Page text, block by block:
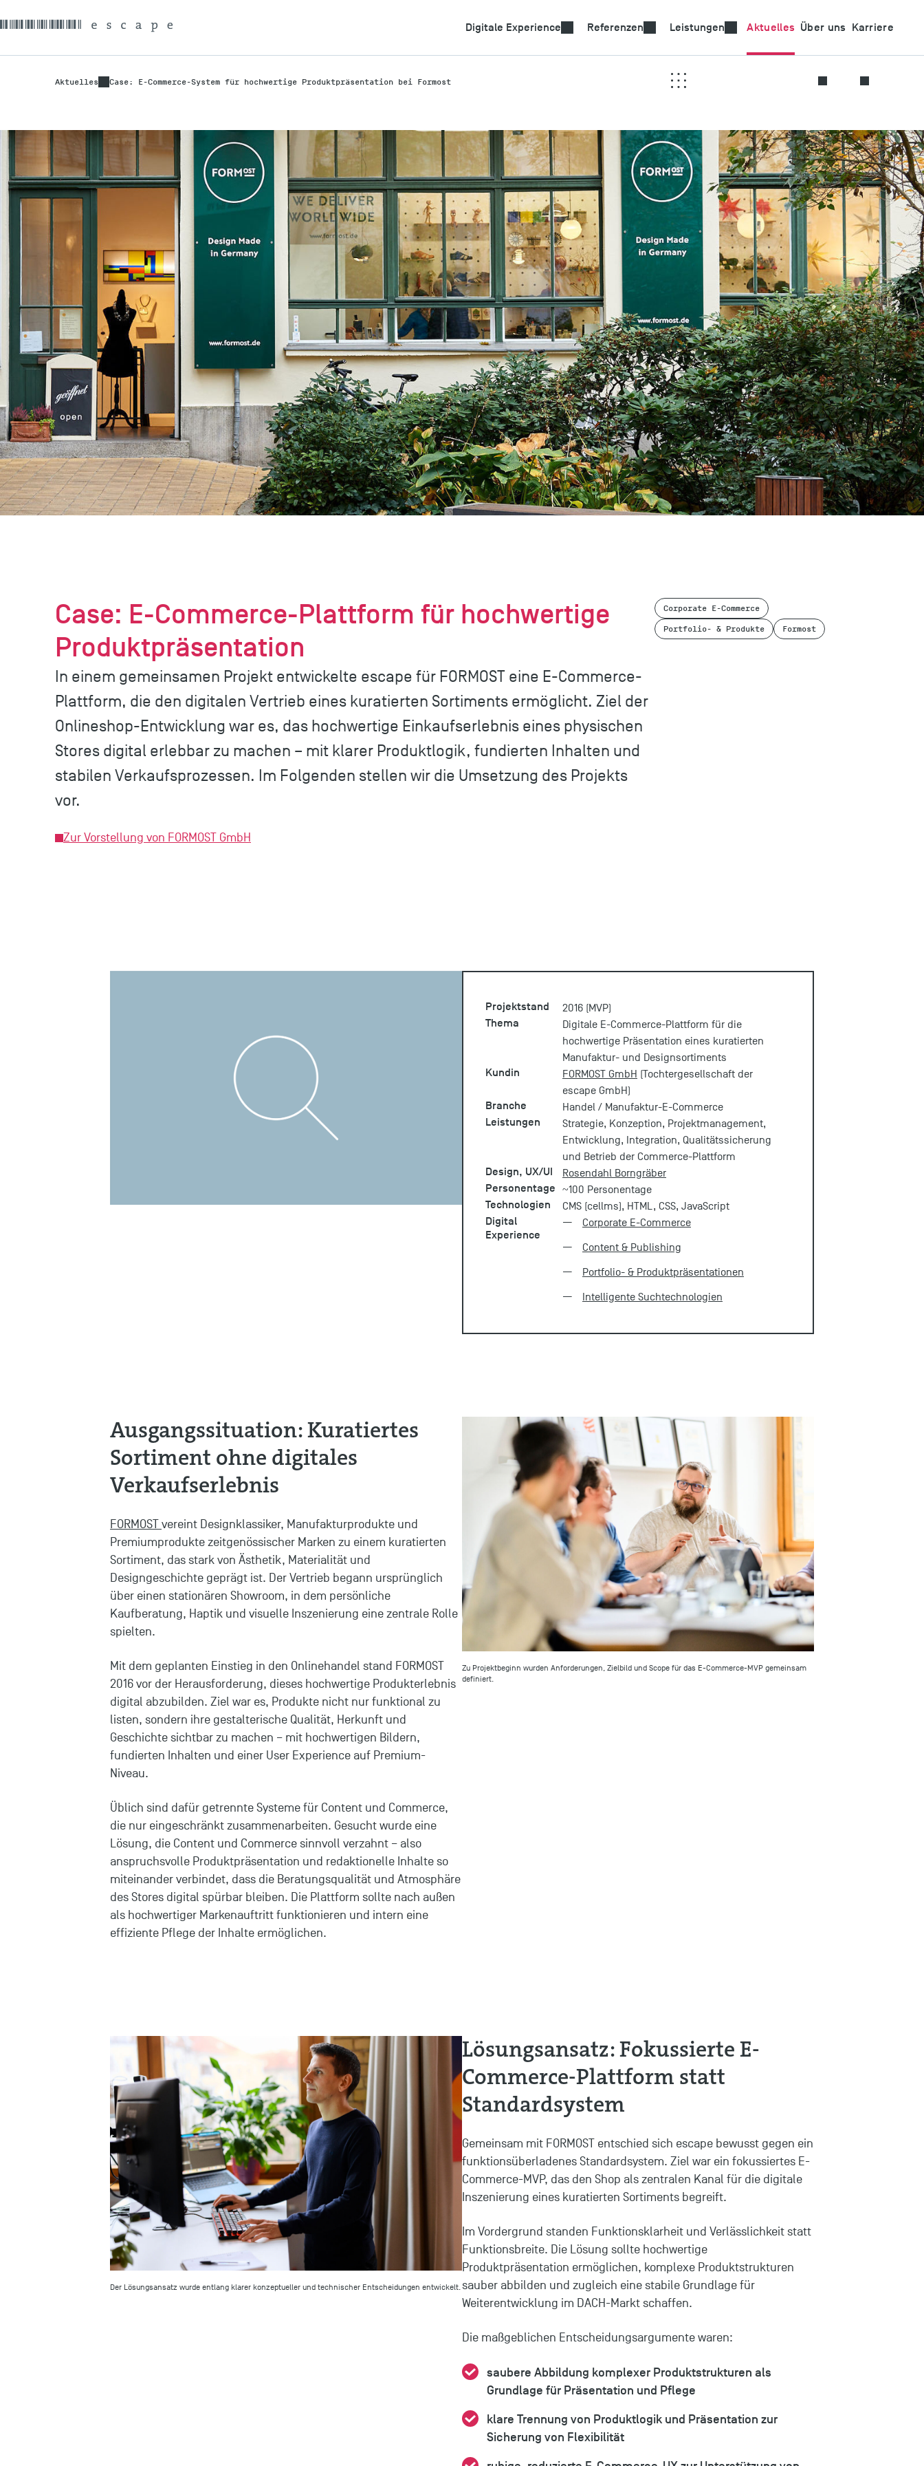
Digitale Experience Referenzen Leistungen Aktuelles Über uns Karriere
Aktuelles Case: E-Commerce-System für hochwertige Produktpräsentation bei Formost
Case: E-Commerce-Plattform für hochwertige
Produktpräsentation
In einem gemeinsamen Projekt entwickelte escape für FORMOST eine E-Commerce-
Plattform, die den digitalen Vertrieb eines kuratierten Sortiments ermöglicht. Ziel der
Onlineshop-Entwicklung war es, das hochwertige Einkaufserlebnis eines physischen
Stores digital erlebbar zu machen – mit klarer Produktlogik, fundierten Inhalten und
stabilen Verkaufsprozessen. Im Folgenden stellen wir die Umsetzung des Projekts
vor.
Zur Vorstellung von FORMOST GmbH
Corporate E-Commerce
Portfolio- & Produkte Formost
Projektstand 2016 (MVP)
Thema
Digitale E-Commerce-Plattform für die
hochwertige Präsentation eines kuratierten
Manufaktur- und Designsortiments
Kundin FORMOST GmbH (Tochtergesellschaft der
escape GmbH)
Branche Handel / Manufaktur-E-Commerce
Leistungen
Strategie, Konzeption, Projektmanagement,
Entwicklung, Integration, Qualitätssicherung
und Betrieb der Commerce-Plattform
Design, UX/UI Rosendahl Borngräber
Personentage ~100 Personentage
Technologien CMS (cellms), HTML, CSS, JavaScript
Digital
Experience
Corporate E-Commerce
Content & Publishing
Portfolio- & Produktpräsentationen
Intelligente Suchtechnologien
Ausgangssituation: Kuratiertes
Sortiment ohne digitales
Verkaufserlebnis
FORMOSTvereint Designklassiker, Manufakturprodukte und
Premiumprodukte zeitgenössischer Marken zu einem kuratierten
Sortiment, das stark von Ästhetik, Materialität und
Designgeschichte geprägt ist. Der Vertrieb begann ursprünglich
über einen stationären Showroom, in dem persönliche
Kaufberatung, Haptik und visuelle Inszenierung eine zentrale Rolle
spielten.
Mit dem geplanten Einstieg in den Onlinehandel stand FORMOST
2016 vor der Herausforderung, dieses hochwertige Produkterlebnis
digital abzubilden. Ziel war es, Produkte nicht nur funktional zu
listen, sondern ihre gestalterische Qualität, Herkunft und
Geschichte sichtbar zu machen – mit hochwertigen Bildern,
fundierten Inhalten und einer User Experience auf Premium-
Niveau.
Üblich sind dafür getrennte Systeme für Content und Commerce,
die nur eingeschränkt zusammenarbeiten. Gesucht wurde eine
Lösung, die Content und Commerce sinnvoll verzahnt – also
anspruchsvolle Produktpräsentation und redaktionelle Inhalte so
miteinander verbindet, dass die Beratungsqualität und Atmosphäre
des Stores digital spürbar bleiben. Die Plattform sollte nach außen
als hochwertiger Markenauftritt funktionieren und intern eine
effiziente Pflege der Inhalte ermöglichen.
Zu Projektbeginn wurden Anforderungen, Zielbild und Scope für das E-Commerce-MVP gemeinsam
definiert.
Der Lösungsansatz wurde entlang klarer konzeptueller und technischer Entscheidungen entwickelt.
Lösungsansatz: Fokussierte E-
Commerce-Plattform statt
Standardsystem
Gemeinsam mit FORMOST entschied sich escape bewusst gegen ein
funktionsüberladenes Standardsystem. Ziel war ein fokussiertes E-
Commerce-MVP, das den Shop als zentralen Kanal für die digitale
Inszenierung eines kuratierten Sortiments begreift.
Im Vordergrund standen Funktionsklarheit und Verlässlichkeit statt
Funktionsbreite. Die Lösung sollte hochwertige
Produktpräsentation ermöglichen, komplexe Produktstrukturen
sauber abbilden und zugleich eine stabile Grundlage für
Weiterentwicklung im DACH-Markt schaffen.
Die maßgeblichen Entscheidungsargumente waren:
saubere Abbildung komplexer Produktstrukturen als
Grundlage für Präsentation und Pflege
klare Trennung von Produktlogik und Präsentation zur
Sicherung von Flexibilität